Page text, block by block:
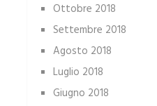
Ottobre 2018
Settembre 2018
Agosto 2018
Luglio 2018
Giugno 2018